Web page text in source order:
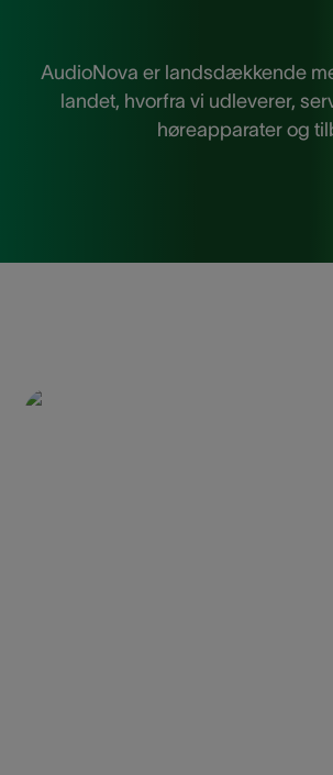
AudioNova er landsdækkende
landet, hvorfra vi udleverer,
høreapparater og